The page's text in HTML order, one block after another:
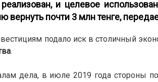
и целевое
вернуть почти 3 млн тенге,
подало иск в столичный
.
дела, в июле 2019 года стороны